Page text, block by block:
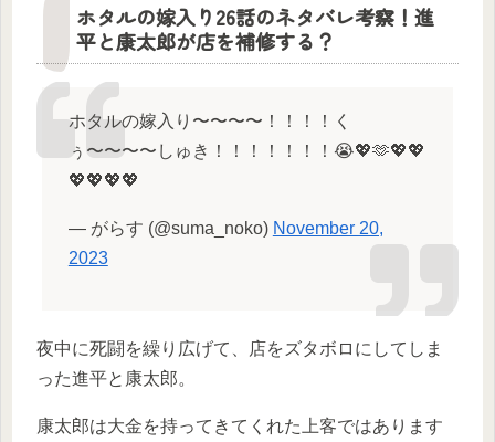
ホタルの嫁入り26話のネタバレ考察！進
平と康太郎が店を補修する？
ホタルの嫁入り〜〜〜〜！！！！く
ぅ〜〜〜〜しゅき！！！！！！！😭💖🫶💖💖
💖💖💖💖
— がらす (@suma_noko) November 20,
2023
夜中に死闘を繰り広げて、店をズタボロにしてしま
った進平と康太郎。
康太郎は大金を持ってきてくれた上客ではあります